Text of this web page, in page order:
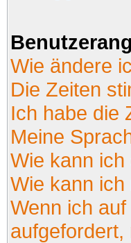
Wie ändere
Die Zeiten
Ich habe die
Meine
Wie kann
Wie kann
Wenn ich
aufgefordert,